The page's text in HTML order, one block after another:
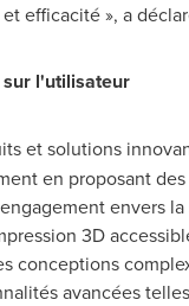
efficacité », a
sur l'utilisateur
et solutions
en proposant
envers
3D
conceptions
avancées